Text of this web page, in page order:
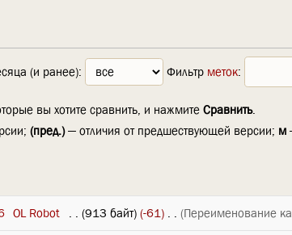
(и ранее): Фильтр меток:
вы хотите сравнить, и нажмите Сравнить.
(пред.)— отличия от предшествующей версии; м
OL Robot . . (913 байт) (-61) . . (Переименование